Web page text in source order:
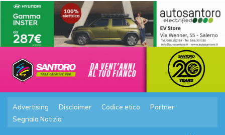
Advertising Disclaimer Codice etico
Partner
Segnala Notizia